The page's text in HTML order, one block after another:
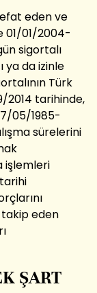
eden ve
01/01/2004-
sigortalı
ya da izinle
Türk
2014 tarihinde,
05/1985-
sürelerini
işlemleri
takip eden
ŞART